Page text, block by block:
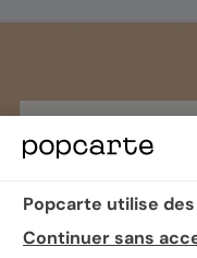
Popcarte utilise
Continuer sans